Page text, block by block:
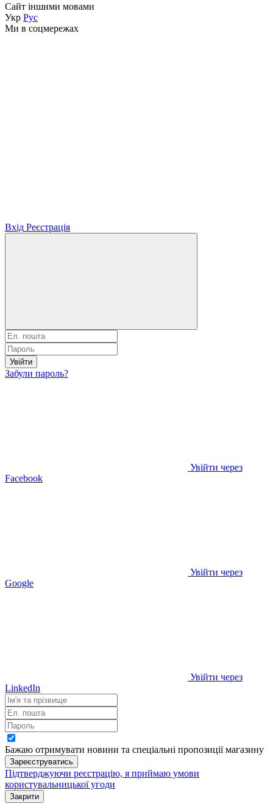
Сайт іншими мовами
Укр Рус
Ми в соцмережах
Вхід Реєстрація
Увійти
Забули пароль?
Увійти через
Facebook
Увійти через
Google
Увійти через
LinkedIn
Бажаю отримувати новини та спеціальні пропозиціїмагазину
Зареєструватись
Підтверджуючи реєстрацію, я приймаю умови
користувальницької угоди
Закрити